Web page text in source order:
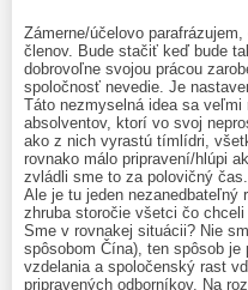
Zámerne/účelovo
členov. Bude stačiť keď bude
dobrovoľne svojou prácou
spoločnosť nevedie. Je
Táto nezmyselná idea sa
absolventov, ktorí vo svoj
ako z nich vyrastú tímlídri,
rovnako málo pripravení/hlúpi
zvládli sme to za polovičný čas.
Ale je tu jeden
zhruba storočie všetci čo
Sme v rovnakej situácii? Nie
spôsobom Čína), ten spôsob
vzdelania a spoločenský rast
pripravených odborníkov. Na